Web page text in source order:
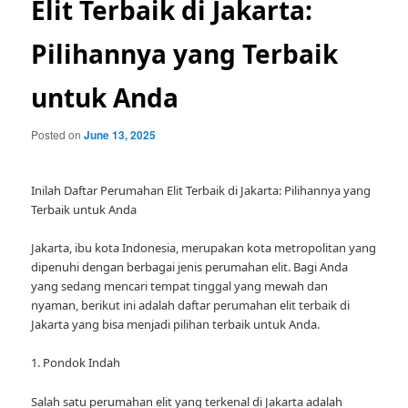
Elit Terbaik di Jakarta:
Pilihannya yang Terbaik
untuk Anda
Posted onJune 13, 2025
Inilah Daftar Perumahan Elit Terbaik di Jakarta: Pilihannya yang
Terbaik untuk Anda
Jakarta, ibu kota Indonesia, merupakan kota metropolitan yang
dipenuhi dengan berbagai jenis perumahan elit. Bagi Anda
yang sedang mencari tempat tinggal yang mewah dan
nyaman, berikut ini adalah daftar perumahan elit terbaik di
Jakarta yang bisa menjadi pilihan terbaik untuk Anda.
1. Pondok Indah
Salah satu perumahan elit yang terkenal di Jakarta adalah